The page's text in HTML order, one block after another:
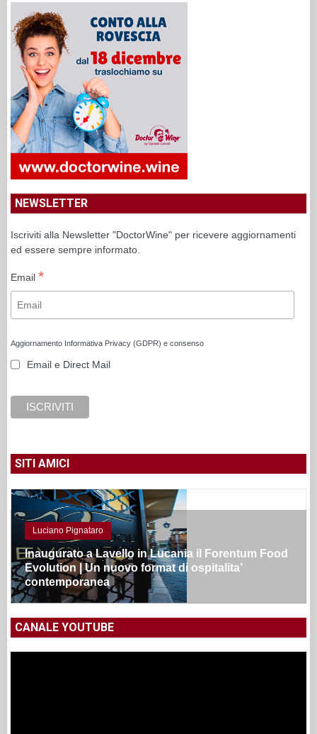
NEWSLETTER
Iscriviti alla Newsletter "DoctorWine" per ricevere aggiornamenti
ed essere sempre informato.
Email *
Aggiornamento Informativa Privacy (GDPR) e consenso
Email e Direct Mail
SITI AMICI
Luciano Pignataro
Inaugurato a Lavello in Lucania il Forentum Food
Evolution | Un nuovo format di ospitalita’
contemporanea
CANALE YOUTUBE